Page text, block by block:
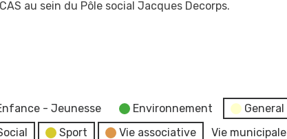
au sein du Pôle social Jacques Decorps.
- Jeunesse Environnement
General
Sport Vie associative
Vie municipale